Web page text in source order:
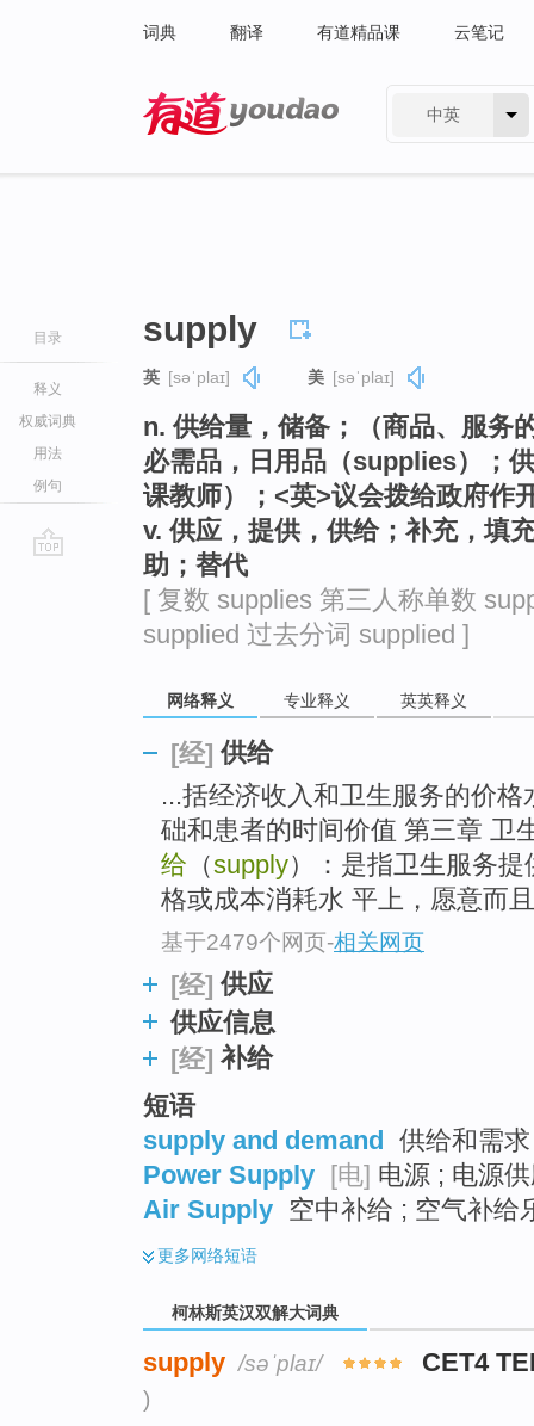
词典 翻译 有道精品课 云笔记
中英
目录
释义
权威词典
用法
例句
supply
英 [səˈplaɪ] 美 [səˈplaɪ]
n. 供给量，储备；（商品、服务
必需品，日用品（supplies）；
课教师）；<英>议会拨给政府作
v. 供应，提供，供给；补充，填
助；替代
[ 复数 supplies 第三人称单数
supplied 过去分词 supplied ]
网络释义 专业释义 英英释义
[经] 供给
...括经济收入和卫生服务的价
础和患者的时间价值 第三章 卫
给 （supply）：是指卫生服务
格或成本消耗水 平上，愿意而
基于2479个网页-相关网页
[经] 供应
供应信息
[经] 补给
短语
supply and demand
供给和需
Power Supply
[电] 电源 ; 电源
Air Supply 空中补给 ; 空气补给
更多网络短语
柯林斯英汉双解大词典
supply /səˈplaɪ/ CET4
)